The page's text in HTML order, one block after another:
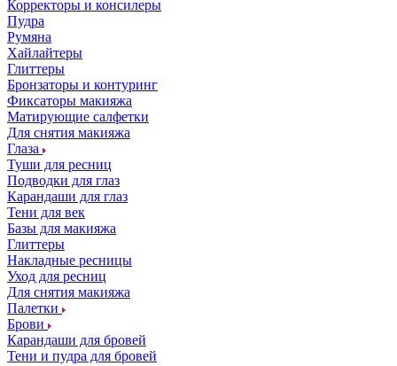
Корректоры и консилеры
Пудра
Румяна
Хайлайтеры
Глиттеры
Бронзаторы и контуринг
Фиксаторы макияжа
Матирующие салфетки
Для снятия макияжа
Глаза
Туши для ресниц
Подводки для глаз
Карандаши для глаз
Тени для век
Базы для макияжа
Глиттеры
Накладные ресницы
Уход для ресниц
Для снятия макияжа
Палетки
Брови
Карандаши для бровей
Тени и пудра для бровей